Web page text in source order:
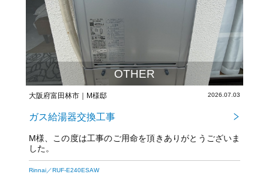
OTHER
大阪府富田林市｜M様邸 2026.07.03
ガス給湯器交換工事
M様、この度は工事のご用命を頂きありがとうございま
した。
今後とも宜しくお願いいたします。
Rinnai／RUF-E240ESAW